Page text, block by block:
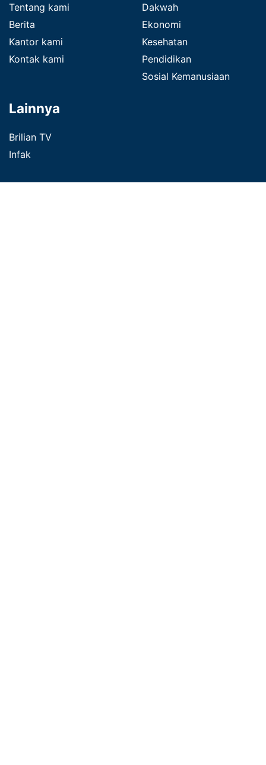
Tentang kami
Berita
Kantor kami
Kontak kami
Dakwah
Ekonomi
Kesehatan
Pendidikan
Sosial Kemanusiaan
Lainnya
Brilian TV
Infak